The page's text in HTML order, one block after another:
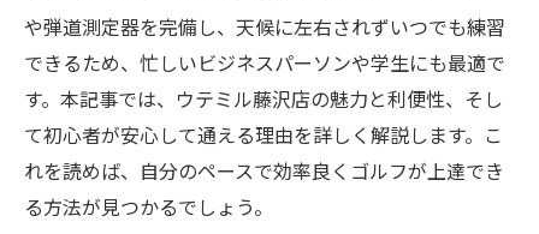
や弾道測定器を完備し、天候に左右されずいつでも練習
できるため、忙しいビジネスパーソンや学生にも最適で
す。本記事では、ウテミル藤沢店の魅力と利便性、そし
て初心者が安心して通える理由を詳しく解説します。こ
れを読めば、自分のペースで効率良くゴルフが上達でき
る方法が見つかるでしょう。